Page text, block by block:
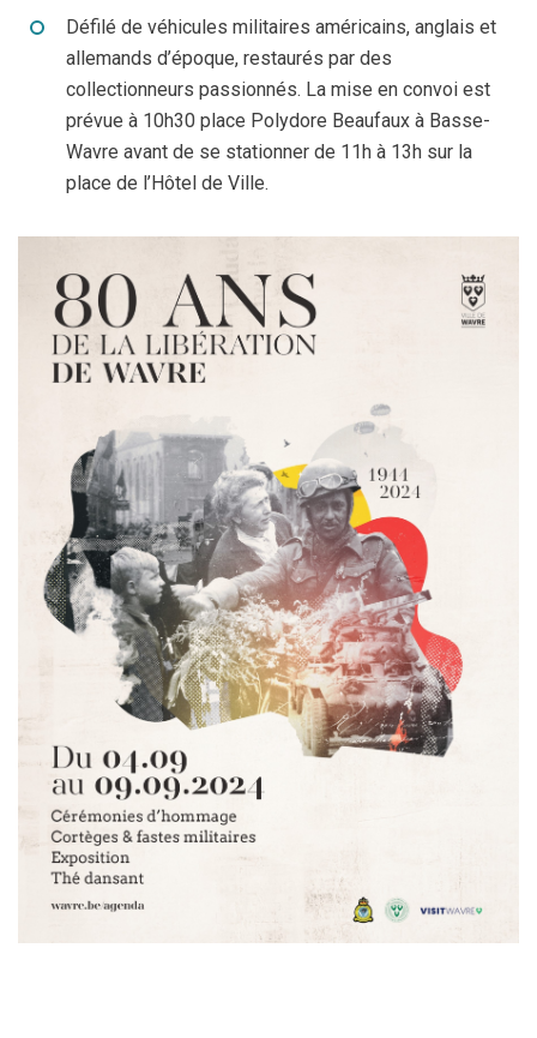
Défilé de véhicules militaires américains, anglais et
allemands d’époque, restaurés par des
collectionneurs passionnés. La mise en convoi est
prévue à 10h30 place Polydore Beaufaux à Basse-
Wavre avant de se stationner de 11h à 13h sur la
place de l’Hôtel de Ville.